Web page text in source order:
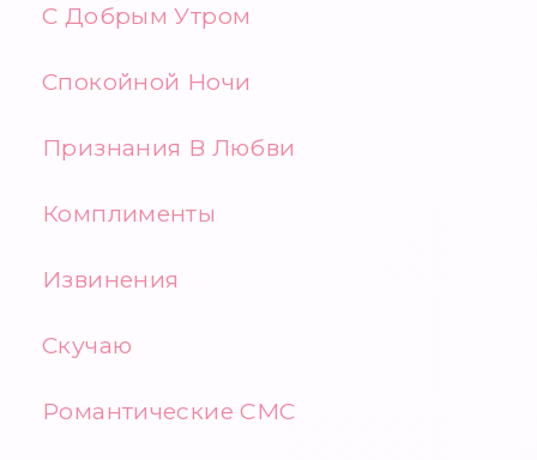
С Добрым Утром
Спокойной Ночи
Признания В Любви
Комплименты
Извинения
Скучаю
Романтические СМС